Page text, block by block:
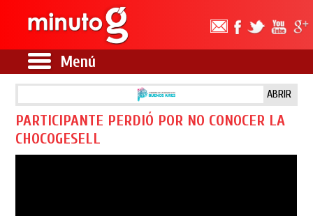
Menú
ABRIR
PARTICIPANTE PERDIÓ POR NO CONOCER LA
CHOCOGESELL